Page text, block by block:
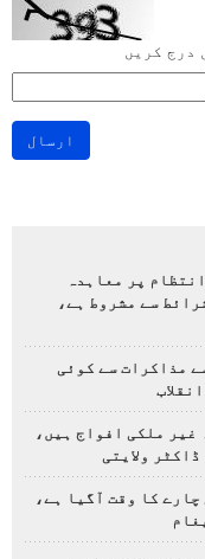
درج کریں
ارسال
پر معاہدہ
سے مشروط ہے،
مذاکرات سے کوئی
غیر ملکی افواج ہیں،
ولایتی
کا وقت آگیا ہے،